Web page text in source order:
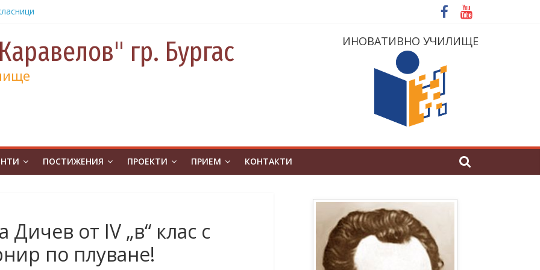
и 130
с
на
гр. Бургас ИНОВАТИВНО УЧИЛИЩЕ
ПОСТИЖЕНИЯ ПРОЕКТИ ПРИЕМ КОНТАКТИ
от IV „в“ клас с
по плуване!